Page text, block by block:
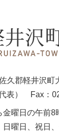
久郡軽井沢町
表）
Fax：
金曜日の午前
日曜日、祝日